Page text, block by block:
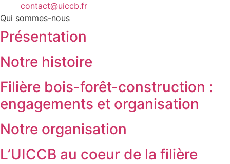
contact@uiccb.fr
Qui sommes-nous
Présentation
Notre histoire
Filière bois-forêt-construction :
engagements et organisation
Notre organisation
L’UICCB au coeur de la filière